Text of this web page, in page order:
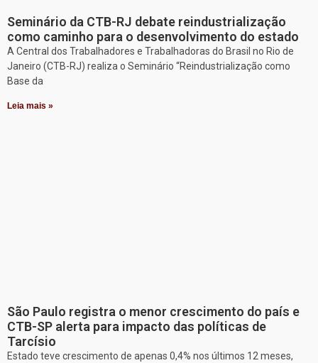
Seminário da CTB-RJ debate reindustrialização
como caminho para o desenvolvimento do estado
A Central dos Trabalhadores e Trabalhadoras do Brasil no Rio de
Janeiro (CTB-RJ) realiza o Seminário “Reindustrialização como
Base da
Leia mais »
São Paulo registra o menor crescimento do país e
CTB-SP alerta para impacto das políticas de
Tarcísio
Estado teve crescimento de apenas 0,4% nos últimos 12 meses,